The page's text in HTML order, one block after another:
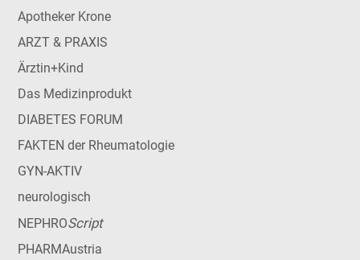
Apotheker Krone
ARZT & PRAXIS
Ärztin+Kind
Das Medizinprodukt
DIABETES FORUM
FAKTEN der Rheumatologie
GYN-AKTIV
neurologisch
NEPHROScript
PHARMAustria